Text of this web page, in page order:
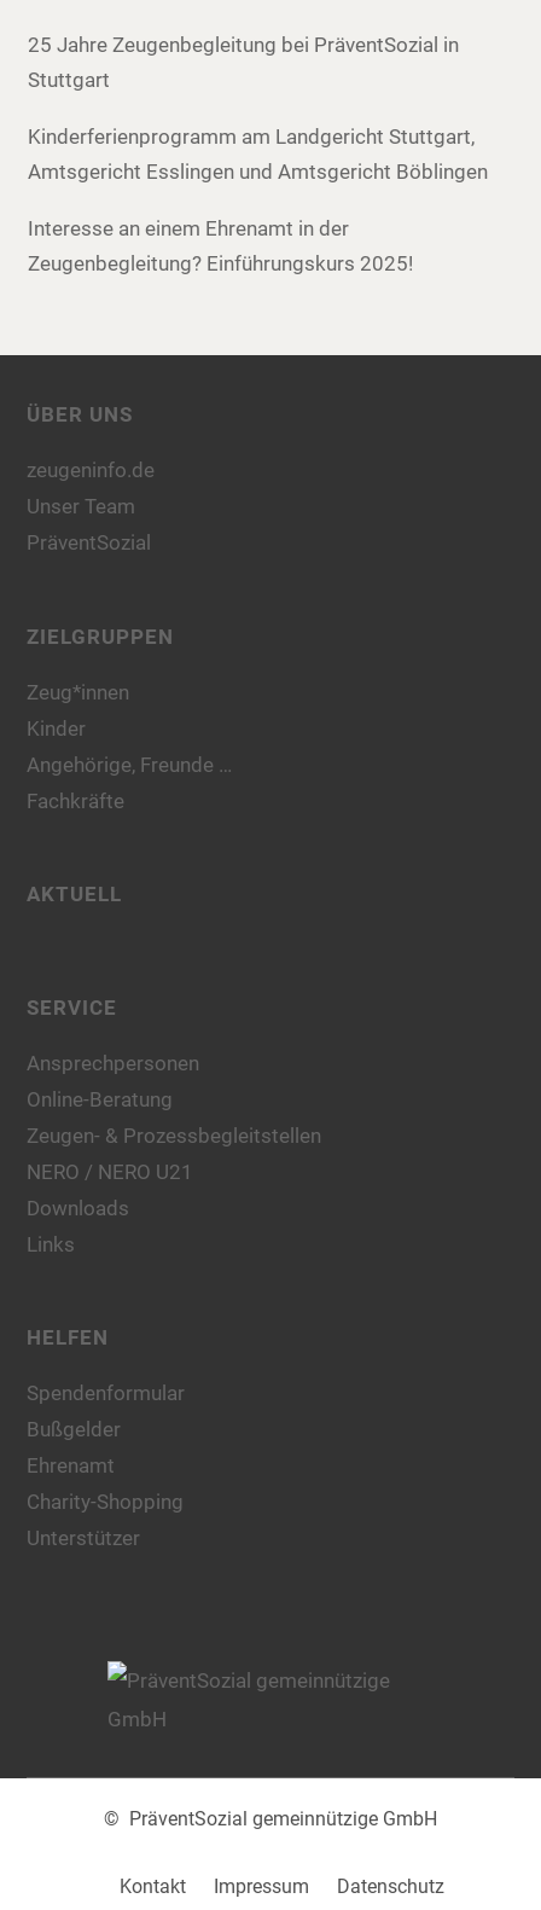
25 Jahre Zeugenbegleitung bei PräventSozial in
Stuttgart
Kinderferienprogramm am Landgericht Stuttgart,
Amtsgericht Esslingen und Amtsgericht Böblingen
Interesse an einem Ehrenamt in der
Zeugenbegleitung? Einführungskurs 2025!
ÜBER UNS
zeugeninfo.de
Unser Team
PräventSozial
ZIELGRUPPEN
Zeug*innen
Kinder
Angehörige, Freunde …
Fachkräfte
AKTUELL
SERVICE
Ansprechpersonen
Online-Beratung
Zeugen- & Prozessbegleitstellen
NERO / NERO U21
Downloads
Links
HELFEN
Spendenformular
Bußgelder
Ehrenamt
Charity-Shopping
Unterstützer
© PräventSozial gemeinnützige GmbH
Kontakt Impressum Datenschutz